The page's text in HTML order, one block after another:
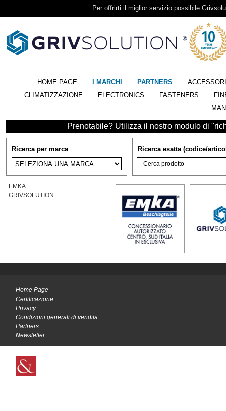
Per offrirti il miglior servizio possibile
HOME PAGE I MARCHI PARTNERS
ACCESSORI
CLIMATIZZAZIONE
ELECTRONICS FASTENERS
Prenotabile? Utilizza il nostro modulo di
Ricerca per marca Ricerca esatta (codice/
EMKA
GRIVSOLUTION
Home Page
Certificazione
Privacy
Condizioni generali di vendita
Partners
Newsletter